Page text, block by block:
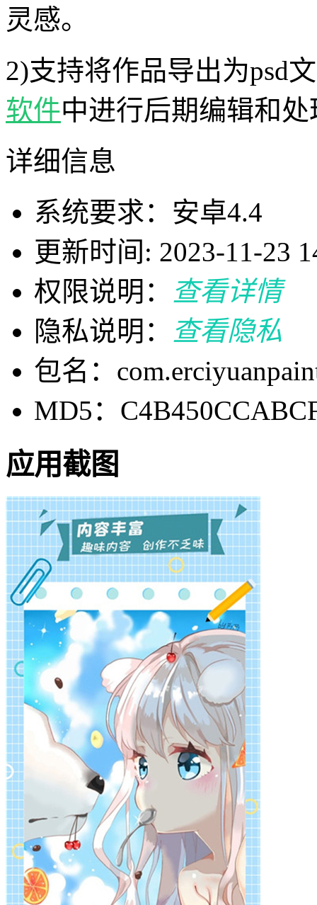
灵感。
2)支持将作品导出为psd
软件中进行后期编辑和处
详细信息
系统要求：安卓4.4
更新时间: 2023-11-23
权限说明：
查看详情
隐私说明：
查看隐私
包名：
MD5：
应用截图